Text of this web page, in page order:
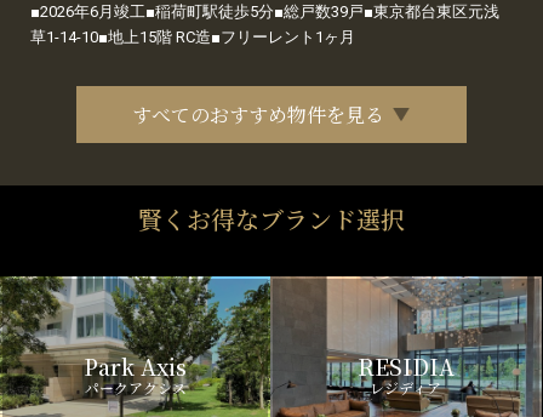
■2026年6月竣工■稲荷町駅徒歩5分■総戸数39戸■東京都台東区元浅
草1-14-10■地上15階 RC造■フリーレント1ヶ月
すべてのおすすめ物件を見る
賢くお得なブランド選択
Park Axis
パークアクシス
RESIDIA
レジディア